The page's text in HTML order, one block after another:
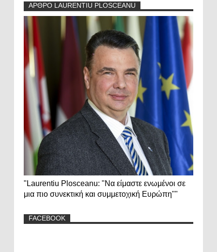
ΑΡΘΡΟ LAURENTIU PLOSCEANU
"Laurentiu Plosceanu: "Να είμαστε ενωμένοι σε
μια πιο συνεκτική και συμμετοχική Ευρώπη""
FACEBOOK